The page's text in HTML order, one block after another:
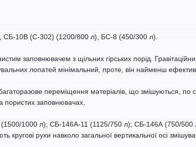
10В (С-302) (1200/800 л), БС-8 (450/300 л).
заповнювачем з щільних гірських порід.
лопатей мінімальний, проте, він найменш
переміщення матеріалів, що змішуються, по
пористих заповнювачах.
1000 л); СБ-146А-11 (1125/750 л); СБ-146А (750/500
рухи навколо загальної вертикальної осі